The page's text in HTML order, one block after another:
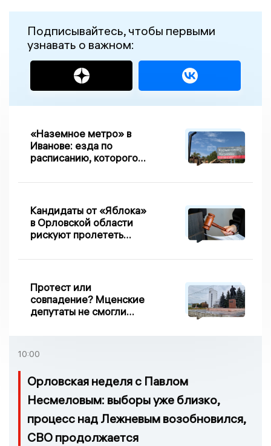
Подписывайтесь, чтобы первыми
узнавать о важном:
«Наземное метро» в
Иванове: езда по
расписанию, которого
которых нельзя доехать
Кандидаты от «Яблока»
в Орловской области
рискуют пролететь
Протест или
совпадение? Мценские
депутаты не смогли
10:00
Орловская неделя с Павлом
Несмеловым: выборы уже близко,
процесс над Лежневым возобновился,
СВО продолжается